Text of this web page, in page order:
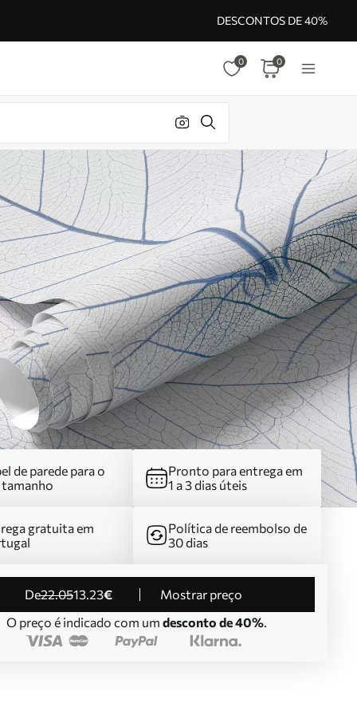
DESCONTOS DE 40%
0 0
de parede para o
tamanho
Pronto para entrega em
1 a 3 dias úteis
gratuita em
Política de reembolso de
30 dias
de22.0513.23€
Mostrar preço
O preço é indicado com um desconto de 40%.